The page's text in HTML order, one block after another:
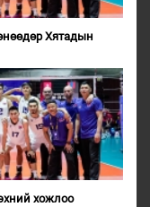
Хятадын
хожлоо